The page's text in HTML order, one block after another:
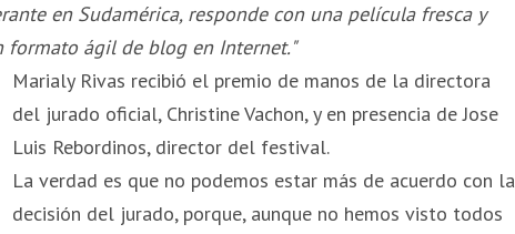
en Sudamérica, responde con una película fresca y
formato ágil de blog en Internet."
Marialy Rivas recibió el premio de manos de la directora
del jurado oficial, Christine Vachon, y en presencia de Jose
Luis Rebordinos, director del festival.
La verdad es que no podemos estar más de acuerdo con la
decisión del jurado, porque, aunque no hemos visto todos